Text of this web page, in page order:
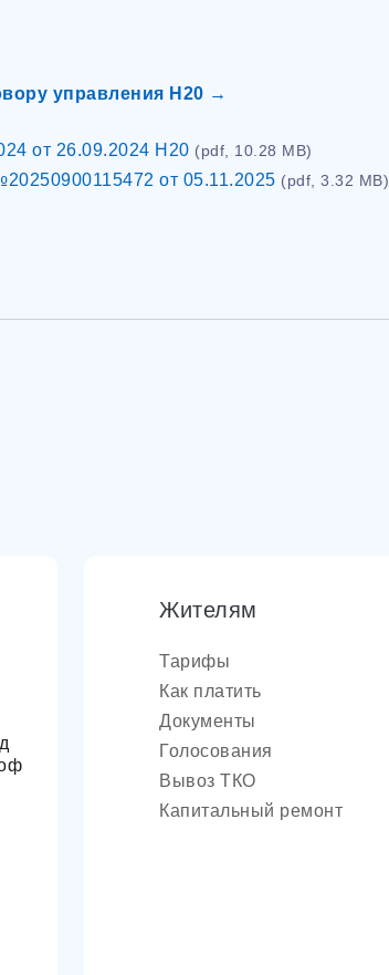
управления Н20 →
от 26.09.2024 Н20 (pdf, 10.28 MB)
от 05.11.2025 (pdf, 3.32 MB)
Жителям
Тарифы
Как платить
Документы
Голосования
Вывоз ТКО
Капитальный ремонт